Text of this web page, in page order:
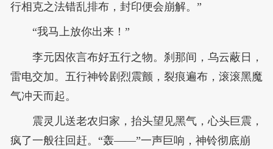
行相克之法错乱排布，封印便会崩解。”
“我马上放你出来！”
李元因依言布好五行之物。刹那间，乌云蔽日，
雷电交加。五行神铃剧烈震颤，裂痕遍布，滚滚黑魔
气冲天而起。
震灵儿送老农归家，抬头望见黑气，心头巨震，
疯了一般往回赶。“轰——”一声巨响，神铃彻底崩